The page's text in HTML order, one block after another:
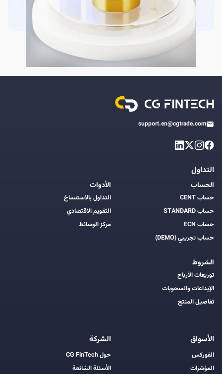
support.en@cgtrade.com
التداول
الحساب
حساب CENT
حساب STANDARD
حساب ECN
حساب تجريبي (DEMO)
الشروط
توزيعات الأرباح
الإيداعات والسحوبات
تفاصيل المنتج
الأدوات
التداول بالاستنساخ
التقويم الاقتصادي
مركز الوسائط
الأسواق
الفوركس
المؤشرات
الشركة
حول CG FinTech
الأسئلة الشائعة